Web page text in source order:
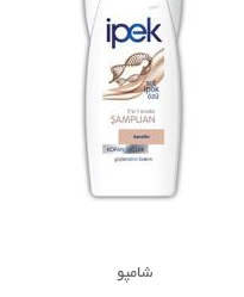
شامپو